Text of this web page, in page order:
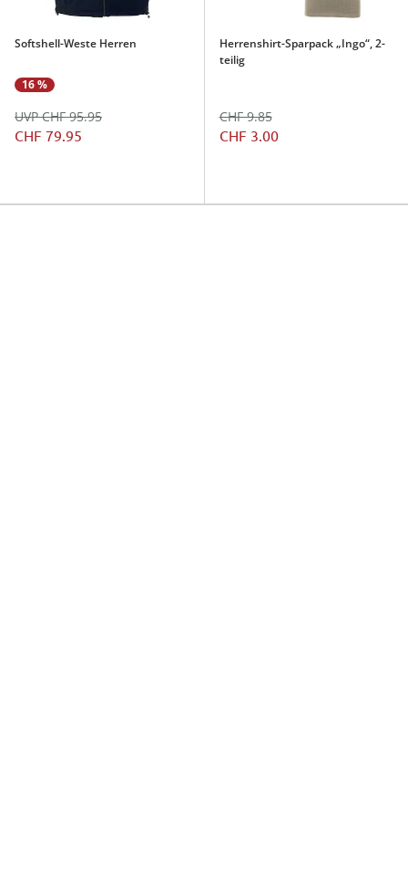
Softshell-Weste Herren
16 %
CHF 79.95
UVP CHF 95.95
Herrenshirt-Sparpack „Ingo“, 2-
teilig
CHF 9.85
CHF 3.00